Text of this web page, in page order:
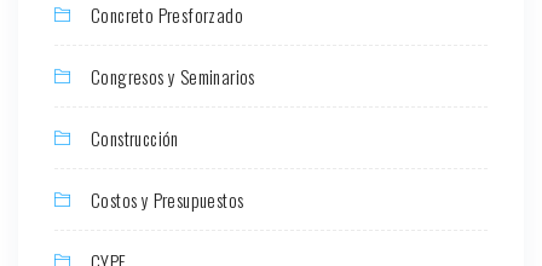
Concreto Presforzado
Congresos y Seminarios
Construcción
Costos y Presupuestos